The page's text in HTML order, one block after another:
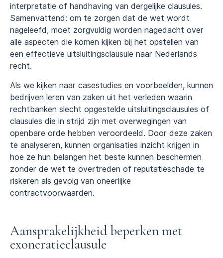
interpretatie of handhaving van dergelijke clausules.
Samenvattend: om te zorgen dat de wet wordt
nageleefd, moet zorgvuldig worden nagedacht over
alle aspecten die komen kijken bij het opstellen van
een effectieve uitsluitingsclausule naar Nederlands
recht.
Als we kijken naar casestudies en voorbeelden, kunnen
bedrijven leren van zaken uit het verleden waarin
rechtbanken slecht opgestelde uitsluitingsclausules of
clausules die in strijd zijn met overwegingen van
openbare orde hebben veroordeeld. Door deze zaken
te analyseren, kunnen organisaties inzicht krijgen in
hoe ze hun belangen het beste kunnen beschermen
zonder de wet te overtreden of reputatieschade te
riskeren als gevolg van oneerlijke
contractvoorwaarden.
Aansprakelijkheid beperken met
exoneratieclausule